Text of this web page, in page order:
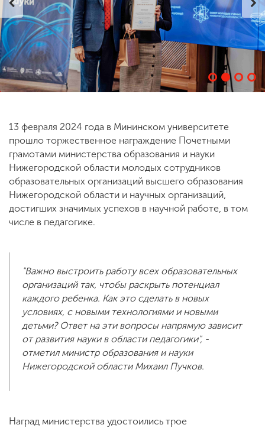
ENG SPN CHI
13 февраля 2024 года в Мининском университете
прошло торжественное награждение Почетными
грамотами министерства образования и науки
Нижегородской области молодых сотрудников
образовательных организаций высшего образования
Нижегородской области и научных организаций,
достигших значимых успехов в научной работе, в том
числе в педагогике.
"Важно выстроить работу всех образовательных
организаций так, чтобы раскрыть потенциал
каждого ребенка. Как это сделать в новых
условиях, с новыми технологиями и новыми
детьми? Ответ на эти вопросы напрямую зависит
от развития науки в области педагогики", -
отметил министр образования и науки
Нижегородской области Михаил Пучков.
Наград министерства удостоились трое